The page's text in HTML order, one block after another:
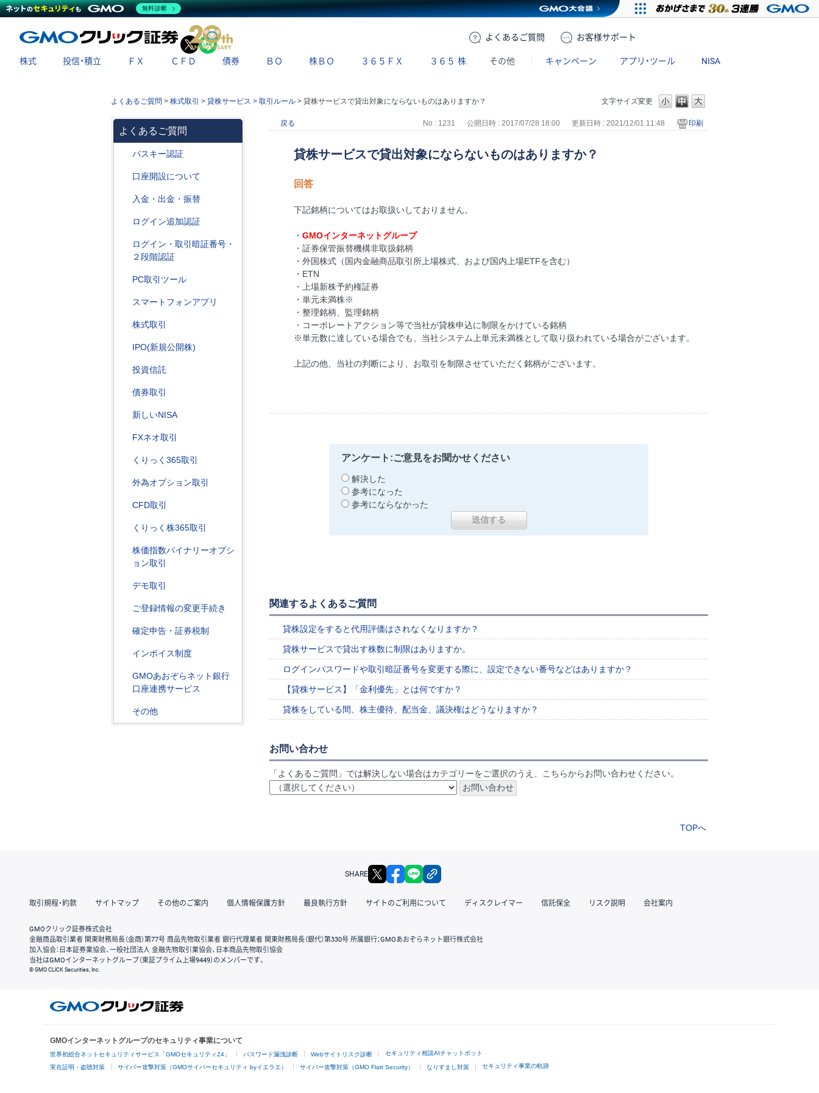
よくある ご質問 お客様サポート
X
株式 投信・積立 ＦＸ ＣＦＤ 債券 ＢＯ 株ＢＯ ３６５ＦＸ ３６５ 株 その他 キャンペーン アプリ・ツール NISA
文字サイズ変更
よくあるご質問 > 株式取引 > 貸株サービス > 取引ルール > 貸株サービスで貸出対象にならないものはありますか？
よくあるご質問
パスキー認証
口座開設について
入金・出金・振替
ログイン追加認証
ログイン・取引暗証番号・
２段階認証
PC取引ツール
スマートフォンアプリ
株式取引
IPO(新規公開株)
投資信託
債券取引
新しいNISA
FXネオ取引
くりっく365取引
外為オプション取引
CFD取引
くりっく株365取引
株価指数バイナリーオプシ
ョン取引
デモ取引
ご登録情報の変更手続き
確定申告・証券税制
インボイス制度
GMOあおぞらネット銀行
口座連携サービス
その他
戻る No : 1231 公開日時 : 2017/07/28 18:00 更新日時 : 2021/12/01 11:48 印刷
貸株サービスで貸出対象にならないものはありますか？
回答
下記銘柄についてはお取扱いしておりません。
・ GMOインターネットグループ
・証券保管振替機構非取扱銘柄
・外国株式（国内金融商品取引所上場株式、および国内上場ETFを含む）
・ETN
・上場新株予約権証券
・単元未満株※
・整理銘柄、監理銘柄
・コーポレートアクション等で当社が貸株申込に制限をかけている銘柄
※単元数に達している場合でも、当社システム上単元未満株として取り扱われている場合がございます。
上記の他、当社の判断により、お取引を制限させていただく銘柄がございます。
アンケート:ご意見をお聞かせください
解決した
参考になった
参考にならなかった
関連するよくあるご質問
貸株設定をすると代用評価はされなくなりますか？
貸株サービスで貸出す株数に制限はありますか。
ログインパスワードや取引暗証番号を変更する際に、設定できない番号などはありますか？
【貸株サービス】「金利優先」とは何ですか？
貸株をしている間、株主優待、配当金、議決権はどうなりますか？
お問い合わせ
「よくあるご質問」では解決しない場合はカテゴリーをご選択のうえ、こちらからお問い合わせください。
TOPへ
SHARE X facebook
取引規程・約款 サイトマップ その他のご案内 個人情報保護方針 最良執行方針 サイトのご利用について ディスクレイマー 信託保全 リスク説明 会社案内
GMOクリック証券株式会社
金融商品取引業者 関東財務局長（金商）第77号 商品先物取引業者 銀行代理業者 関東財務局長（銀代）第330号 所属銀行：GMOあおぞらネット銀行株式会社
加入協会：日本証券業協会、一般社団法人 金融先物取引業協会、日本商品先物取引協会
当社はGMOインターネットグループ（東証プライム上場9449）のメンバーです。
© GMO CLICK Securities, Inc.
GMOインターネットグループのセキュリティ事業について
世界初総合ネットセキュリティサービス「GMOセキュリティ24」 パスワード漏洩診断 Webサイトリスク診断 セキュリティ相談AIチャットボット
実在証明・盗聴対策 サイバー攻撃対策（GMOサイバーセキュリティ byイエラエ） サイバー攻撃対策（GMO Flatt Security） なりすまし対策 セキュリティ事業の軌跡
無料診断